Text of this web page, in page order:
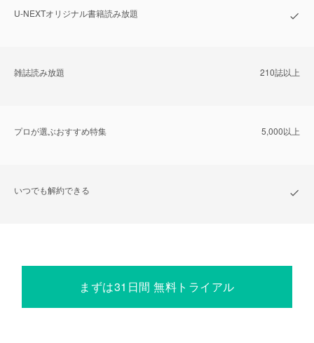
U-NEXTオリジナル書籍読み放題
雑誌読み放題 210誌以上
プロが選ぶおすすめ特集 5,000以上
いつでも解約できる
まずは31日間 無料トライアル